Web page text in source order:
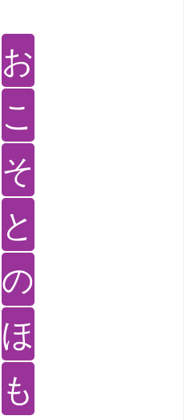
お
こ
そ
と
の
ほ
も